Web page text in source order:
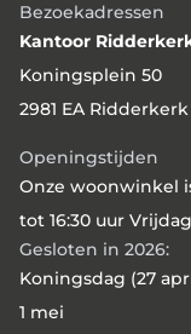
Bezoekadressen
Kantoor
Koningsplein 50
2981 EA Ridderkerk
Openingstijden
Onze woonwinkel
tot 16:30 uur
Gesloten in 2026:
Koningsdag (27
1 mei